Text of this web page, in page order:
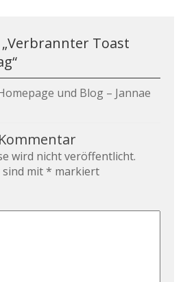
Verbrannter Toast
“
und Blog – Jannae
wird nicht veröffentlicht.
sind mit* markiert